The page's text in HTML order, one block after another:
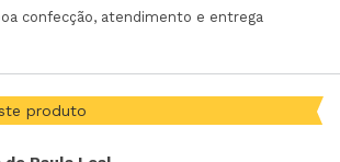
confecção, atendimento e entrega
produto